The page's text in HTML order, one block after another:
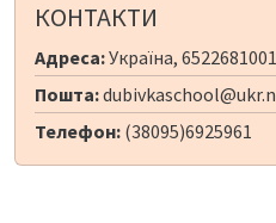
КОНТАКТИ
Адреса:Україна,
Пошта:
Телефон: (38095)6925961